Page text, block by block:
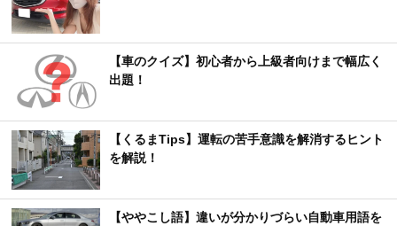
【車のクイズ】初心者から上級者向けまで幅広く
出題！
【くるまTips】運転の苦手意識を解消するヒント
を解説！
【ややこし語】違いが分かりづらい自動車用語を